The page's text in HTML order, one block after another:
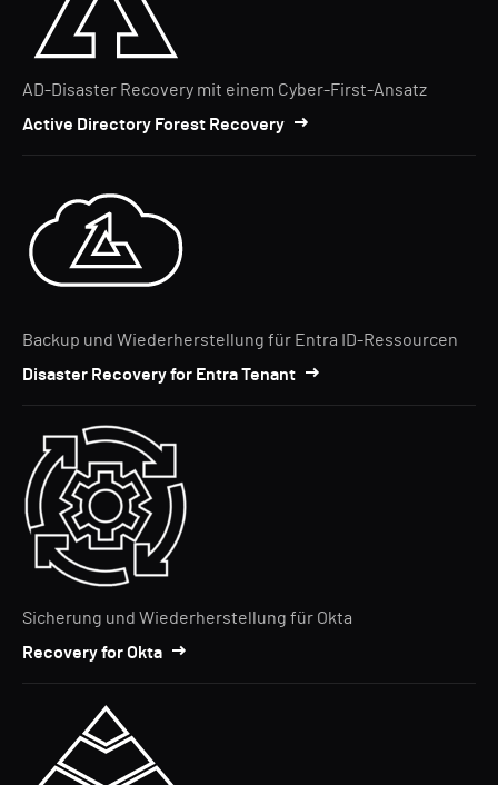
AD-Disaster Recovery mit einem Cyber-First-Ansatz
Active Directory Forest Recovery
Backup und Wiederherstellung für Entra ID-Ressourcen
Disaster Recovery for Entra Tenant
Sicherung und Wiederherstellung für Okta
Recovery for Okta